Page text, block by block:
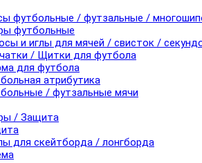
футбольные / футзальные /
футбольные
и иглы для мячей / свисток /
/ Щитки для футбола
для футбола
атрибутика
/ футзальные мячи
/ Защита
для скейтборда / лонгборда